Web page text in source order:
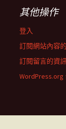
其他操作
登入
訂閱網站內容
訂閱留言的資